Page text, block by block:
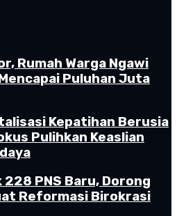
Rumah Warga Ngawi
Puluhan Juta
Kepatihan Berusia
Pulihkan Keaslian
PNS Baru, Dorong
Reformasi Birokrasi